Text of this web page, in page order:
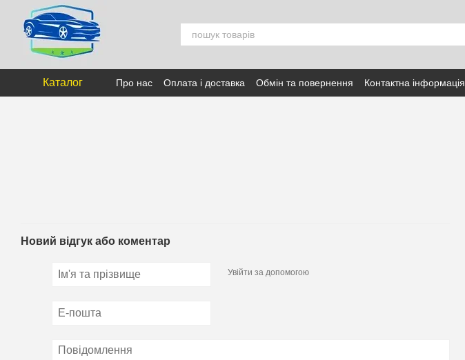
Перейти к основному контенту
Каталог Про нас Оплата і доставка Обмін та повернення Контактна інформація
Новий відгук або коментар
Увійти за допомогою